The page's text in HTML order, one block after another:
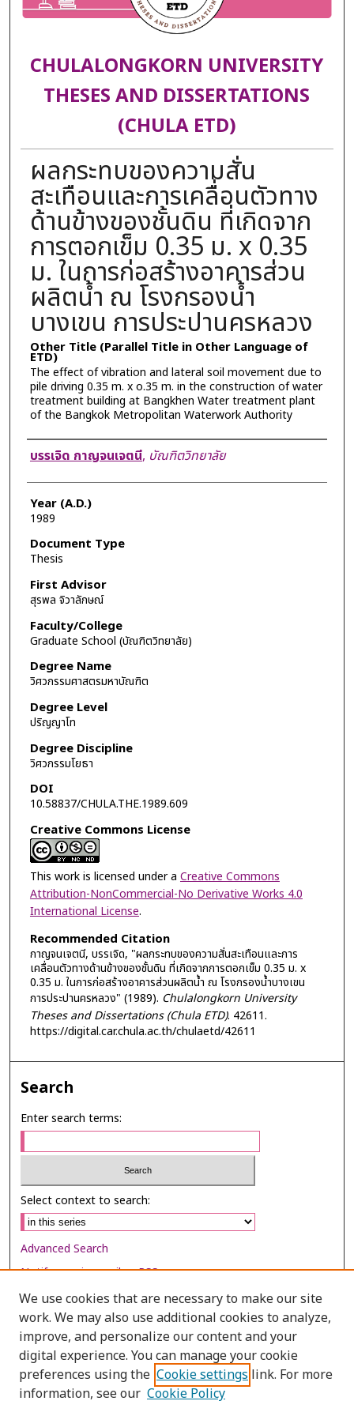
CHULALONGKORN UNIVERSITY
THESES AND DISSERTATIONS
(CHULA ETD)
ผลกระทบของความสั่น
สะเทือนและการเคลื่อนตัวทาง
ด้านข้างของชั้นดิน ที่เกิดจาก
การตอกเข็ม 0.35 ม. x 0.35
ม. ในการก่อสร้างอาคารส่วน
ผลิตน้ำ ณ โรงกรองน้ำ
บางเขน การประปานครหลวง
Other Title (Parallel Title in Other Language of
ETD)
The effect of vibration and lateral soil movement due to
pile driving 0.35 m. x o.35 m. in the construction of water
treatment building at Bangkhen Water treatment plant
of the Bangkok Metropolitan Waterwork Authority
Author
บรรเจิด กาญจนเจตนี, บัณฑิตวิทยาลัย
Year (A.D.)
1989
Document Type
Thesis
First Advisor
สุรพล จิวาลักษณ์
Faculty/College
Graduate School (บัณฑิตวิทยาลัย)
Degree Name
วิศวกรรมศาสตรมหาบัณฑิต
Degree Level
ปริญญาโท
Degree Discipline
วิศวกรรมโยธา
DOI
10.58837/CHULA.THE.1989.609
Creative Commons License
This work is licensed under a Creative Commons
Attribution-NonCommercial-No Derivative Works 4.0
International License.
Recommended Citation
กาญจนเจตนี, บรรเจิด, "ผลกระทบของความสั่นสะเทือนและการ
เคลื่อนตัวทางด้านข้างของชั้นดิน ที่เกิดจากการตอกเข็ม 0.35 ม. x
0.35 ม. ในการก่อสร้างอาคารส่วนผลิตน้ำ ณ โรงกรองน้ำบางเขน
การประปานครหลวง" (1989). Chulalongkorn University
Theses and Dissertations (Chula ETD). 42611.
https://digital.car.chula.ac.th/chulaetd/42611
Search
Enter search terms:
Select context to search:
Advanced Search
Notify me via email orRSS
Browse
Collections
Disciplines
Authors
We use cookies that are necessary to make our site
work. We may also use additional cookies to analyze,
improve, and personalize our content and your
digital experience. You can manage your cookie
preferences using the Cookie settings link. For more
information, see our Cookie Policy